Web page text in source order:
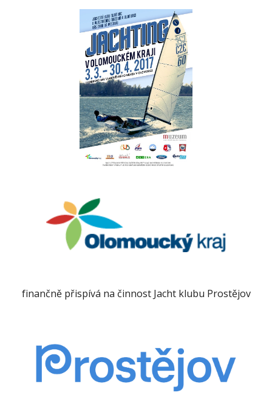
finančně přispívá na činnost Jacht klubu Prostějov